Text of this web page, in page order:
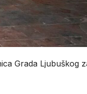
Grada Ljubuškog